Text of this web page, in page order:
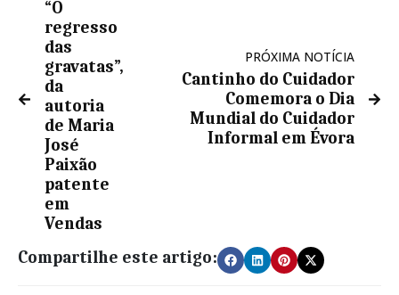
“O
regresso
das
gravatas”,
da
autoria
de Maria
José
Paixão
patente
em
Vendas
PRÓXIMA NOTÍCIA
Cantinho do Cuidador
Comemora o Dia
Mundial do Cuidador
Informal em Évora
Compartilhe este artigo: